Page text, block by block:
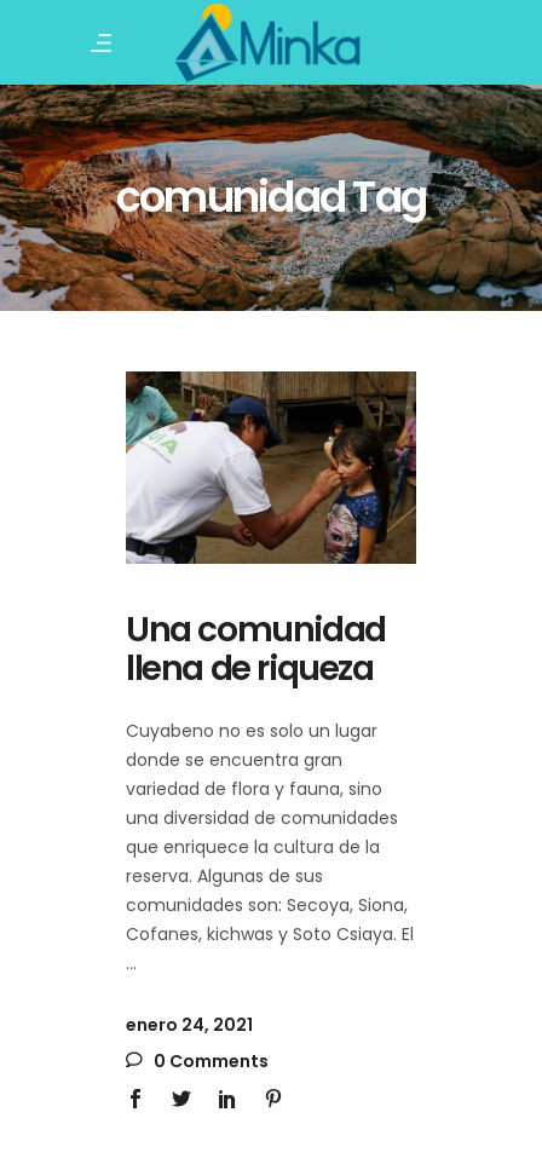
comunidad Tag
Una comunidad
llena de riqueza
Cuyabeno no es solo un lugar
donde se encuentra gran
variedad de flora y fauna, sino
una diversidad de comunidades
que enriquece la cultura de la
reserva. Algunas de sus
comunidades son: Secoya, Siona,
Cofanes, kichwas y Soto Csiaya. El
enero 24, 2021
0 Comments